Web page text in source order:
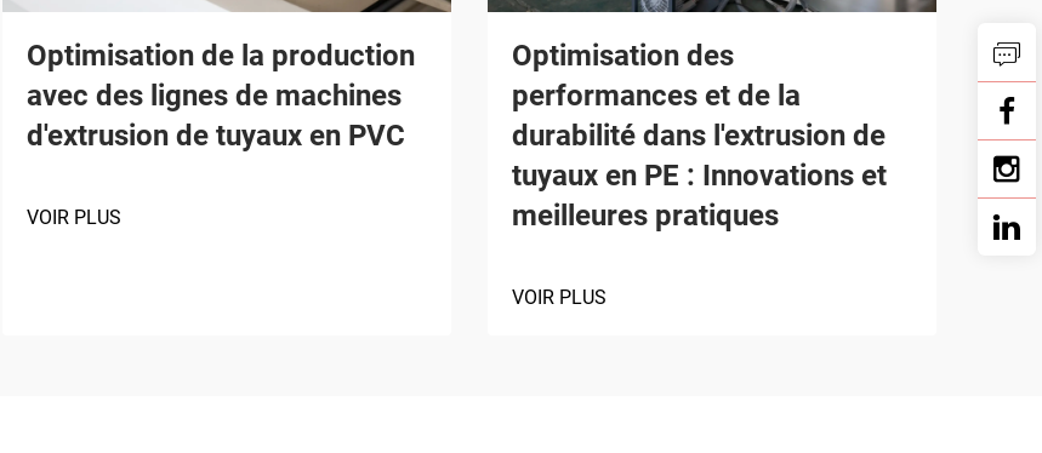
Optimisation de la production
avec des lignes de machines
d'extrusion de tuyaux en PVC
VOIR PLUS
Optimisation des
performances et de la
durabilité dans l'extrusion de
tuyaux en PE : Innovations et
meilleures pratiques
VOIR PLUS